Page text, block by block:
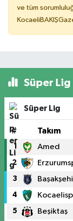
ve tüm
Süper Lig
Süper Lig
# Takım
1 Amed
2
3
4
5 Beşiktaş